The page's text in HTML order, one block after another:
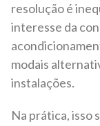
resolução é
interesse da
modais
instalações.
Na prática, isso